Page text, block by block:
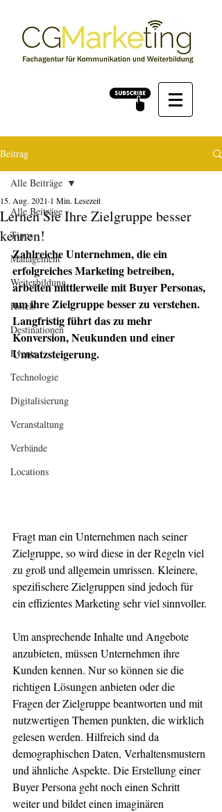
Beitrag
Alle Beiträge
Tipps
Management
Weiterbildung
Hotels
Destinationen
Events
Technologie
Digitalisierung
Veranstaltung
Verbände
Locations
Alle Beiträge
Lernen Sie Ihre Zielgruppe besser
kennen!
15. Aug. 2021 1 Min. Lesezeit
Zahlreiche Unternehmen, die ein
erfolgreiches Marketing betreiben,
arbeiten mittlerweile mit Buyer Personas,
um ihre Zielgruppe besser zu verstehen.
Langfristig führt das zu mehr
Konversion, Neukunden und einer
Umsatzsteigerung.
Fragt man ein Unternehmen nach seiner
Zielgruppe, so wird diese in der Regeln viel
zu groß und allgemein umrissen. Kleinere,
spezifischere Zielgruppen sind jedoch für
ein effizientes Marketing sehr viel sinnvoller.
Um ansprechende Inhalte und Angebote
anzubieten, müssen Unternehmen ihre
Kunden kennen. Nur so können sie die
richtigen Lösungen anbieten oder die
Fragen der Zielgruppe beantworten und mit
nutzwertigen Themen punkten, die wirklich
gelesen werden. Hilfreich sind da
demographischen Daten, Verhaltensmustern
und ähnliche Aspekte. Die Erstellung einer
Buyer Persona geht noch einen Schritt
weiter und bildet einen imaginären